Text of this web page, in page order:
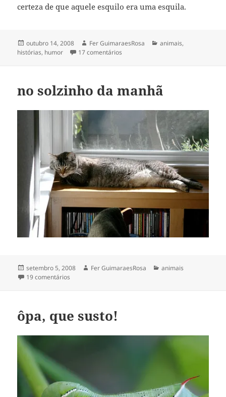
certeza de que aquele esquilo era uma esquila.
Publicado
em
outubro 14, 2008 Autor
Fer GuimaraesRosa Categorias
animais,
histórias, humor 17 comentários
no solzinho da manhã
Publicado
em
setembro 5, 2008 Autor
Fer GuimaraesRosa Categorias
animais
19 comentários
ôpa, que susto!